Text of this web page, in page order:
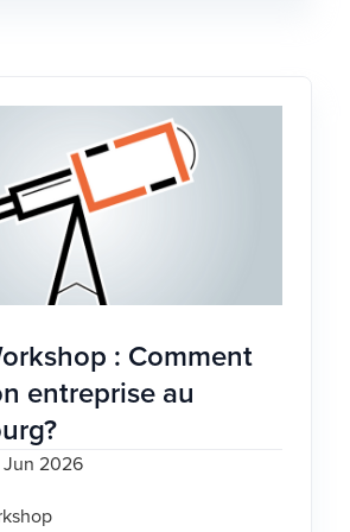
: Comment
entreprise au
2026